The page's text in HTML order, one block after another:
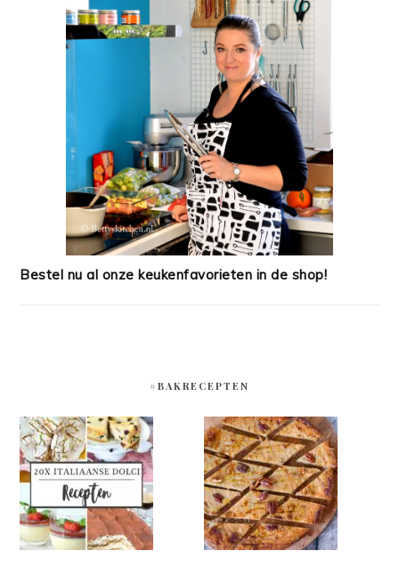
Bestel nu al onze keukenfavorieten in de shop!
#BAKRECEPTEN